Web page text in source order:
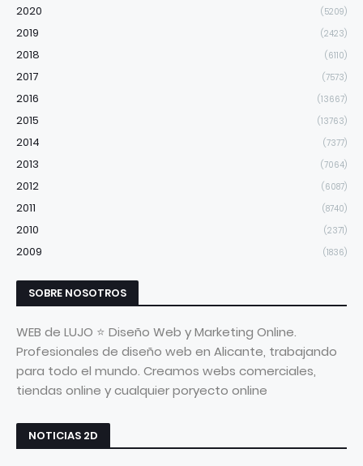
2020 (5209)
2019 (2423)
2018 (6110)
2017 (7573)
2016 (13667)
2015 (13763)
2014 (7377)
2013 (7064)
2012 (6087)
2011 (8740)
2010 (2371)
2009 (1836)
SOBRE NOSOTROS
WEB de LUJO ⭐ Diseño Web y Marketing Online.
Profesionales de diseño web en Alicante, trabajando
para todo el mundo. Creamos webs comerciales,
tiendas online y cualquier poryecto online
NOTICIAS 2D